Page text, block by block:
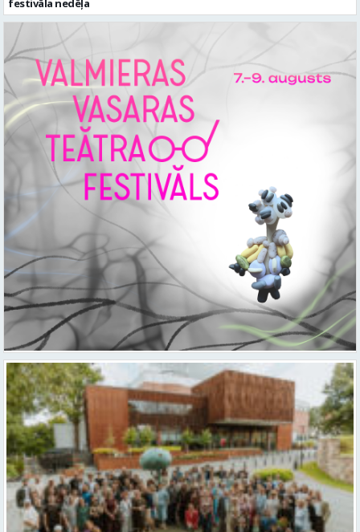
Valmieras teātris uzsāk 104. sezonu – par varu, brīvību